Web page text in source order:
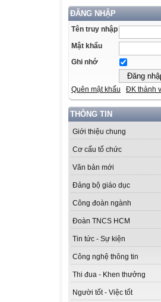
ĐĂNG NHẬP
Tên truy nhập
Mật khẩu
Ghi nhớ
Quên mật khẩu ĐK thành
THÔNG TIN
Giới thiệu chung
Cơ cấu tổ chức
Văn bản mới
Đảng bộ giáo dục
Công đoàn ngành
Đoàn TNCS HCM
Tin tức - Sự kiện
Công nghệ thông tin
Thi đua - Khen thưởng
Người tốt - Việc tốt